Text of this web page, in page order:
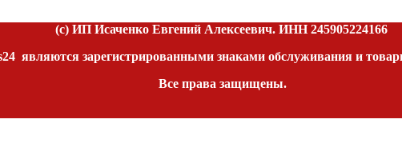
(c) ИП Исаченко Евгений Алексеевич. ИНН245905224166
являются зарегистрированными знаками обслуживания и
Все права защищены.